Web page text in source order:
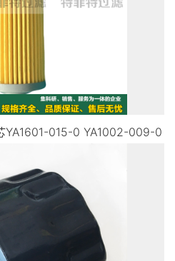
YA1601-015-0 YA1002-009-0